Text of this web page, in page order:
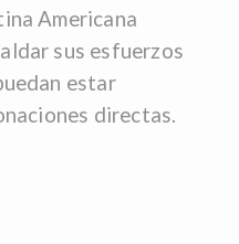
Americana
sus esfuerzos
estar
directas.